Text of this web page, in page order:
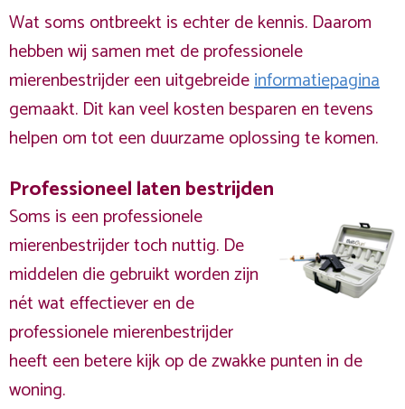
Wat soms ontbreekt is echter de kennis. Daarom
hebben wij samen met de professionele
mierenbestrijder een uitgebreideinformatiepagina
gemaakt. Dit kan veel kosten besparen en tevens
helpen om tot een duurzame oplossing te komen.
Professioneel laten bestrijden
Soms is een professionele
mierenbestrijder toch nuttig. De
middelen die gebruikt worden zijn
nét wat effectiever en de
professionele mierenbestrijder
heeft een betere kijk op de zwakke punten in de
woning.